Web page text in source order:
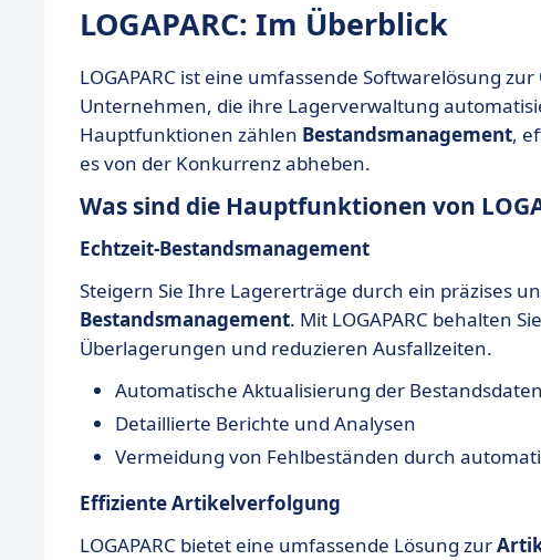
LOGAPARC: Im Überblick
LOGAPARC ist eine umfassende Softwarelösung zur
Unternehmen, die ihre Lagerverwaltung
Hauptfunktionen zählen Bestandsmanagement,
es von der Konkurrenz abheben.
Was sind die Hauptfunktionen von
Echtzeit-Bestandsmanagement
Steigern Sie Ihre Lagererträge durch ein präzises
Bestandsmanagement. Mit LOGAPARC behalten
Überlagerungen und reduzieren Ausfallzeiten.
Automatische Aktualisierung der Bestandsdaten
Detaillierte Berichte und Analysen
Vermeidung von Fehlbeständen durch
Effiziente Artikelverfolgung
LOGAPARC bietet eine umfassende Lösung zur